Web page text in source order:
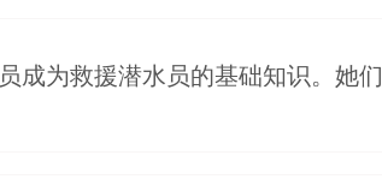
成为救援潜水员的基础知识。她